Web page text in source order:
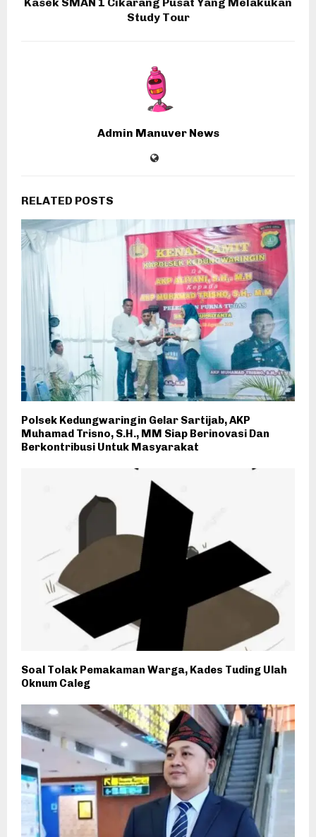
Study Tour
Admin Manuver News
RELATED POSTS
Polsek Kedungwaringin Gelar Sartijab, AKP
Muhamad Trisno, S.H., MM Siap Berinovasi Dan
Berkontribusi Untuk Masyarakat
Soal Tolak Pemakaman Warga, Kades Tuding Ulah
Oknum Caleg